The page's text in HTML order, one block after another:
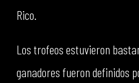
Rico.
Los trofeos estuvieron
ganadores fueron definidos